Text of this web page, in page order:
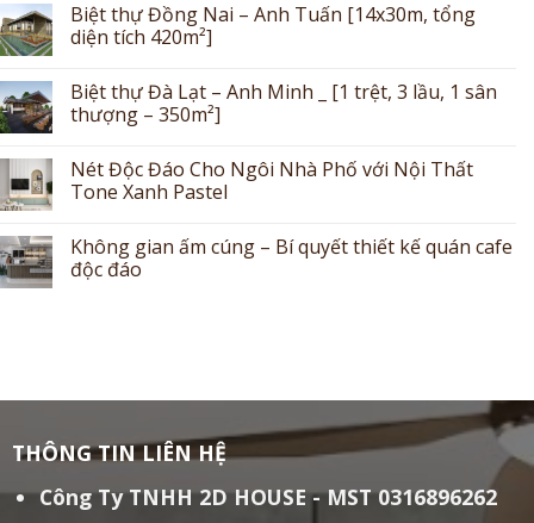
Biệt thự Đồng Nai – Anh Tuấn [14x30m, tổng
diện tích 420m²]
Biệt thự Đà Lạt – Anh Minh _ [1 trệt, 3 lầu, 1 sân
thượng – 350m²]
Nét Độc Đáo Cho Ngôi Nhà Phố với Nội Thất
Tone Xanh Pastel
Không gian ấm cúng – Bí quyết thiết kế quán cafe
độc đáo
THÔNG TIN LIÊN HỆ
Công Ty TNHH 2D HOUSE - MST 0316896262